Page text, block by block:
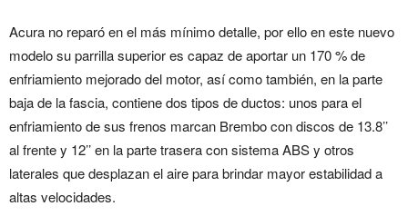
Acura no reparó en el más mínimo detalle, por ello en este nuevo
modelo su parrilla superior es capaz de aportar un 170 % de
enfriamiento mejorado del motor, así como también, en la parte
baja de la fascia, contiene dos tipos de ductos: unos para el
enfriamiento de sus frenos marcan Brembo con discos de 13.8’’
al frente y 12’’ en la parte trasera con sistema ABS y otros
laterales que desplazan el aire para brindar mayor estabilidad a
altas velocidades.